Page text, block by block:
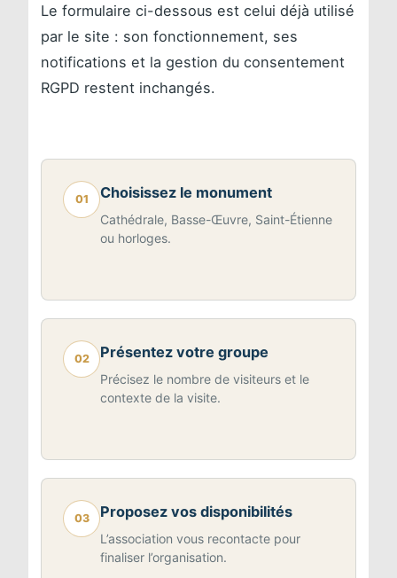
Le formulaire ci-dessous est celui déjà utilisé
par le site : son fonctionnement, ses
notifications et la gestion du consentement
RGPD restent inchangés.
01 Choisissez le monument
Cathédrale, Basse-Œuvre, Saint-Étienne
ou horloges.
02 Présentez votre groupe
Précisez le nombre de visiteurs et le
contexte de la visite.
03 Proposez vos disponibilités
L’association vous recontacte pour
finaliser l’organisation.